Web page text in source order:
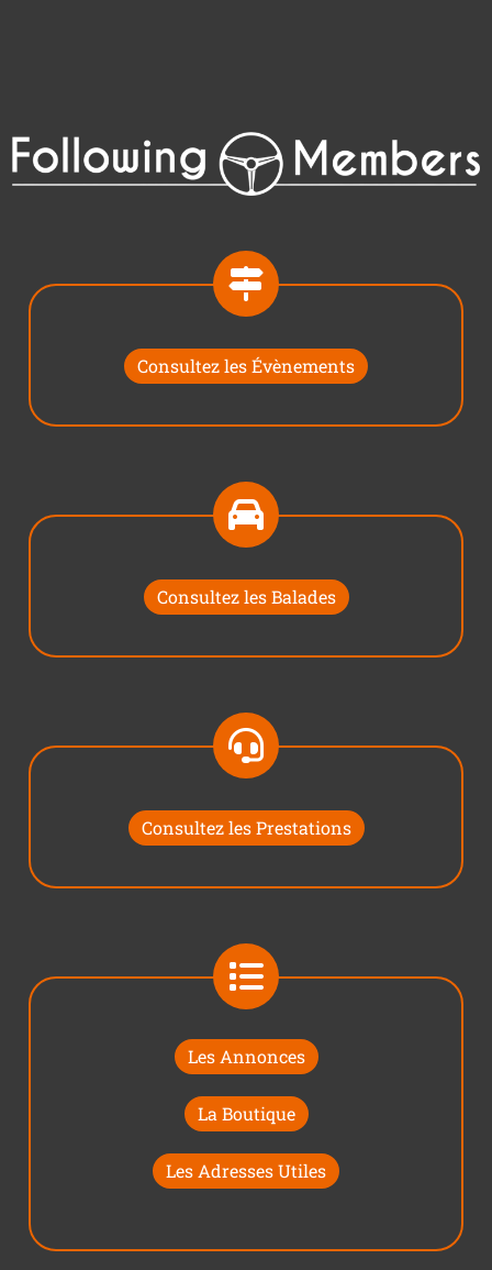
Consultez les Évènements
Consultez les Balades
Consultez les Prestations
Les Annonces
La Boutique
Les Adresses Utiles